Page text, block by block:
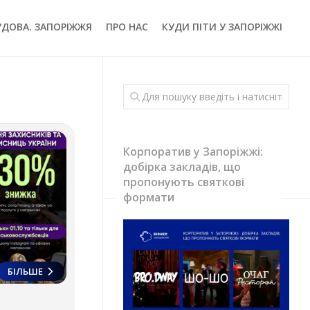
ЗАПОРІЖЖЯ ПРО НАС КУДИ ПІТИ У ЗАПОРІЖЖІ
БІЛЬШЕ
Корпоратив у Запоріжжі:
добірка закладів, що
пропонують святкові
формати